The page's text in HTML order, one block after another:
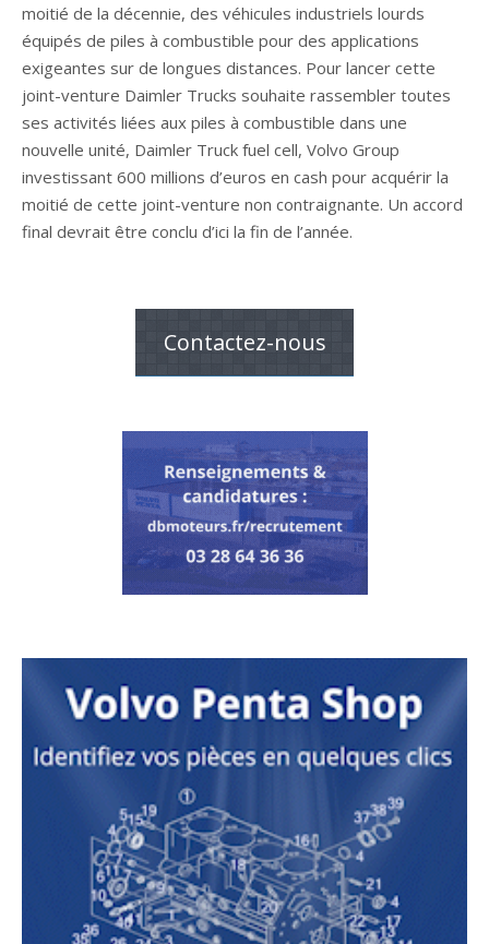
moitié de la décennie, des véhicules industriels lourds
équipés de piles à combustible pour des applications
exigeantes sur de longues distances. Pour lancer cette
joint-venture Daimler Trucks souhaite rassembler toutes
ses activités liées aux piles à combustible dans une
nouvelle unité, Daimler Truck fuel cell, Volvo Group
investissant 600 millions d’euros en cash pour acquérir la
moitié de cette joint-venture non contraignante. Un accord
final devrait être conclu d’ici la fin de l’année.
Contactez-nous